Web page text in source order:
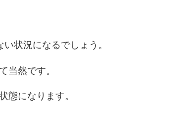
状況になるでしょう。
当然です。
態になります。